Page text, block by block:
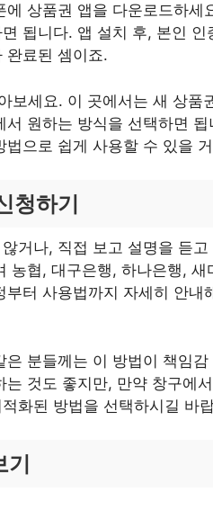
상품권 앱을 다운로드하세
됩니다. 앱 설치 후, 본인
완료된 셈이죠.
보세요. 이 곳에서는 새 상
원하는 방식을 선택하면
으로 쉽게 사용할 수 있을
청하기
거나, 직접 보고 설명을 듣
농협, 대구은행, 하나은행,
터 사용법까지 자세히 안내
분들께는 이 방법이 책임
것도 좋지만, 만약 창구에
화된 방법을 선택하시길 바